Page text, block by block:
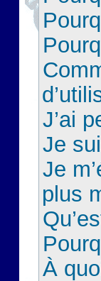
J’ai
Je
Je
plus
À